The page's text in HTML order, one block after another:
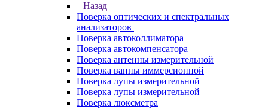
Назад
Поверка оптических и спектральных
анализаторов
Поверка автоколлиматора
Поверка автокомпенсатора
Поверка антенны измерительной
Поверка ванны иммерсионной
Поверка лупы измерительной
Поверка лупы измерительной
Поверка люксметра